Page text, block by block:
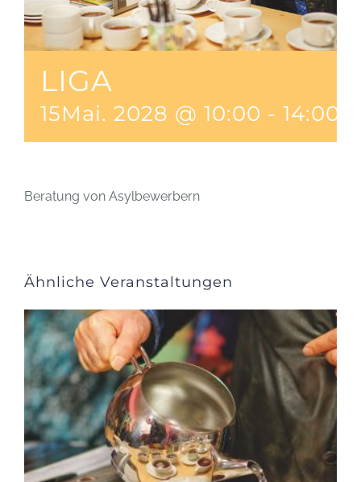
LIGA
15Mai. 2028 @ 10:00 - 14:00
Beratung von Asylbewerbern
Ähnliche Veranstaltungen